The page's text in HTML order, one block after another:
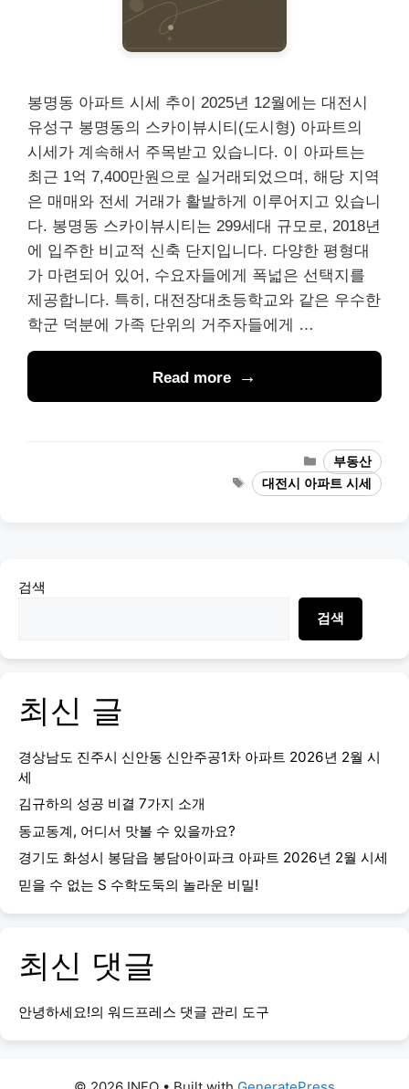
봉명동 아파트 시세 추이 2025년 12월에는 대전시
유성구 봉명동의 스카이뷰시티(도시형) 아파트의
시세가 계속해서 주목받고 있습니다. 이 아파트는
최근 1억 7,400만원으로 실거래되었으며, 해당 지역
은 매매와 전세 거래가 활발하게 이루어지고 있습니
다. 봉명동 스카이뷰시티는 299세대 규모로, 2018년
에 입주한 비교적 신축 단지입니다. 다양한 평형대
가 마련되어 있어, 수요자들에게 폭넓은 선택지를
제공합니다. 특히, 대전장대초등학교와 같은 우수한
학군 덕분에 가족 단위의 거주자들에게 …
Read more
Categories
부동산
Tags
대전시 아파트 시세
검색
검색
최신 글
경상남도 진주시 신안동 신안주공1차 아파트 2026년 2월 시
세
김규하의 성공 비결 7가지 소개
동교동계, 어디서 맛볼 수 있을까요?
경기도 화성시 봉담읍 봉담아이파크 아파트 2026년 2월 시세
믿을 수 없는 S 수학도둑의 놀라운 비밀!
최신 댓글
안녕하세요!의 워드프레스 댓글 관리 도구